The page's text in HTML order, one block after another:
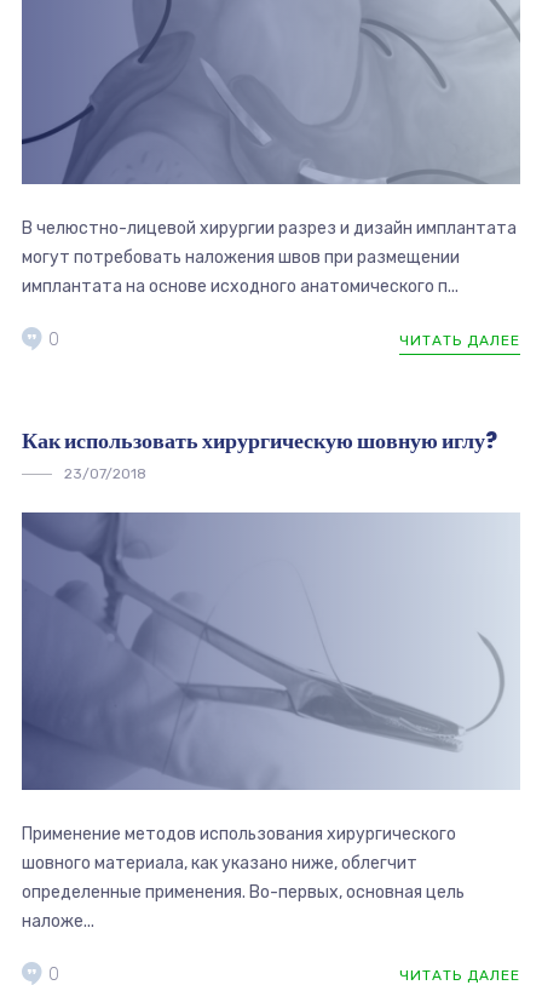
В челюстно-лицевой хирургии разрез и дизайн имплантата
могут потребовать наложения швов при размещении
имплантата на основе исходного анатомического п...
ЧИТАТЬ ДАЛЕЕ
0
Как использовать хирургическую шовную иглу?
23/07/2018
Применение методов использования хирургического
шовного материала, как указано ниже, облегчит
определенные применения. Во-первых, основная цель
наложе...
ЧИТАТЬ ДАЛЕЕ
0